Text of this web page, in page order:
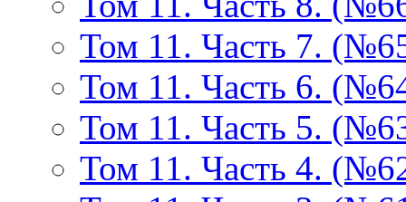
Том 11. Часть 7.
Том 11. Часть 6.
Том 11. Часть 5.
Том 11. Часть 4.